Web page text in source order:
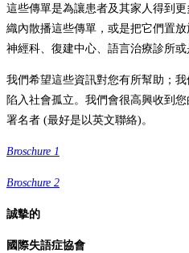
這些傳單是為讓患者及其家人得到
織內散播這些傳單，或是把它們置
神經科、復建中心、語言治療診所或
我們希望這些資訊對您有所幫助；
陷入社會孤立。我們會很高興收到
署名者 (最好是以英文聯絡)。
Broschure 1
Broschure 2
誠摰的
國際失語症協會